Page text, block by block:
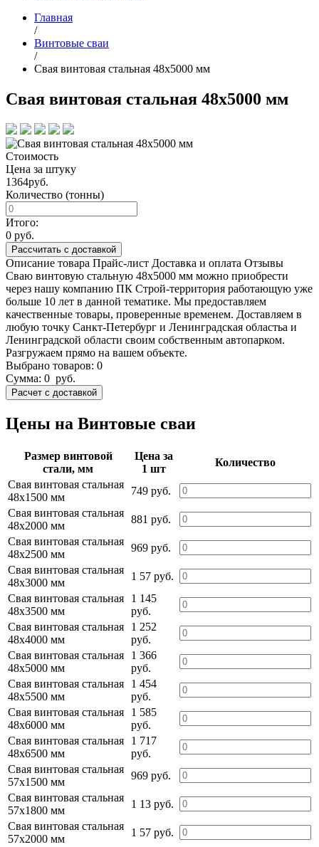
Главная
/
Винтовые сваи
/
Свая винтовая стальная 48х5000 мм
Свая винтовая стальная 48х5000 мм
Стоимость
Цена за штуку
1364руб.
Количество (тонны)
Итого:
0 руб.
Рассчитать с доставкой
Описание товара Прайс-лист Доставка и оплата Отзывы
Сваю винтовую стальную 48х5000 мм можно приобрести
через нашу компанию ПК Строй-территория работающую уже
больше 10 лет в данной тематике. Мы предоставляем
качественные товары, проверенные временем. Доставляем в
любую точку Санкт-Петербург и Ленинградская областьа и
Ленинградской области своим собственным автопарком.
Разгружаем прямо на вашем объекте.
Выбрано товаров: 0
Сумма: 0 руб.
Цены на Винтовые сваи
Размер винтовой
стали, мм
Цена за
1 шт
Количество
Свая винтовая стальная
48х1500 мм
749 руб.
Свая винтовая стальная
48х2000 мм
881 руб.
Свая винтовая стальная
48х2500 мм
969 руб.
Свая винтовая стальная
48х3000 мм
1 57 руб.
Свая винтовая стальная
48х3500 мм
1 145
руб.
Свая винтовая стальная
48х4000 мм
1 252
руб.
Свая винтовая стальная
48х5000 мм
1 366
руб.
Свая винтовая стальная
48х5500 мм
1 454
руб.
Свая винтовая стальная
48х6000 мм
1 585
руб.
Свая винтовая стальная
48х6500 мм
1 717
руб.
Свая винтовая стальная
57х1500 мм
969 руб.
Свая винтовая стальная
57х1800 мм
1 13 руб.
Свая винтовая стальная
57х2000 мм
1 57 руб.